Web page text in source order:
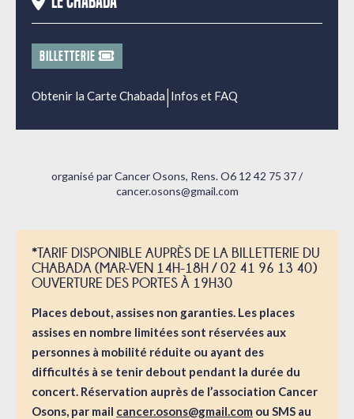
BILLETTERIE
Obtenir la Carte Chabada| Infos et FAQ
organisé par Cancer Osons, Rens. O6 12 42 75 37 /
cancer.osons@gmail.com
*TARIF DISPONIBLE AUPRÈS DE LA BILLETTERIE DU
CHABADA (MAR-VEN 14H-18H / 02 41 96 13 40)
OUVERTURE DES PORTES À 19H30
Places debout, assises non garanties. Les places
assises en nombre limitées sont réservées aux
personnes à mobilité réduite ou ayant des
difficultés à se tenir debout pendant la durée du
concert. Réservation auprès de l’association Cancer
Osons, par mail cancer.osons@gmail.com ou SMS au